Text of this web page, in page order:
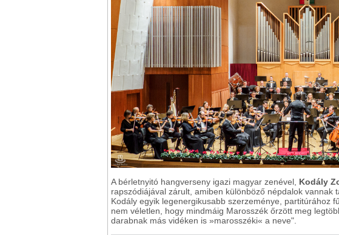
A bérletnyitó hangverseny igazi magyar zenével, Kodály
rapszódiájával zárult, amiben különböző népdalok vannak
Kodály egyik legenergikusabb szerzeménye, partitúrához
nem véletlen, hogy mindmáig Marosszék őrzött meg
darabnak más vidéken is »marosszéki« a neve".